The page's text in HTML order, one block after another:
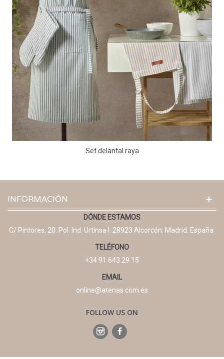
Set delantal raya
INFORMACIÓN
DÓNDE ESTAMOS
C/ Pintores, 20. Pol. Ind. Urtinsa I. 28923 Alcorcón. Madrid. España.
TELÉFONO
+34 91 643 29 15
EMAIL
online@atenas.com.es
FOLLOW US ON